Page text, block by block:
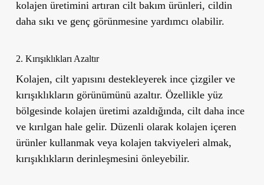
kolajen üretimini artıran cilt bakım ürünleri, cildin
daha sıkı ve genç görünmesine yardımcı olabilir.
2. Kırışıklıkları Azaltır
Kolajen, cilt yapısını destekleyerek ince çizgiler ve
kırışıklıkların görünümünü azaltır. Özellikle yüz
bölgesinde kolajen üretimi azaldığında, cilt daha ince
ve kırılgan hale gelir. Düzenli olarak kolajen içeren
ürünler kullanmak veya kolajen takviyeleri almak,
kırışıklıkların derinleşmesini önleyebilir.